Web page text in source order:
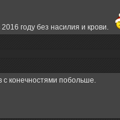
году без насилия и крови.
конечностями побольше.